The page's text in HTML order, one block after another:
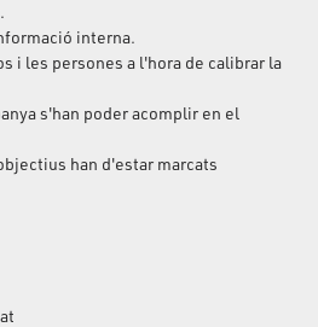
interna.
i les persones a l'hora de calibrar la
s'han poder acomplir en el
han d'estar marcats